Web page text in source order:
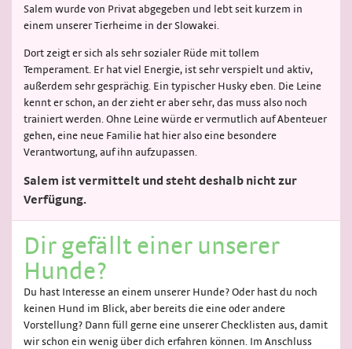
Salem wurde von Privat abgegeben und lebt seit kurzem in
einem unserer Tierheime in der Slowakei.
Dort zeigt er sich als sehr sozialer Rüde mit tollem
Temperament. Er hat viel Energie, ist sehr verspielt und aktiv,
außerdem sehr gesprächig. Ein typischer Husky eben. Die Leine
kennt er schon, an der zieht er aber sehr, das muss also noch
trainiert werden. Ohne Leine würde er vermutlich auf Abenteuer
gehen, eine neue Familie hat hier also eine besondere
Verantwortung, auf ihn aufzupassen.
Salem ist vermittelt und steht deshalb nicht zur
Verfügung.
Dir gefällt einer unserer
Hunde?
Du hast Interesse an einem unserer Hunde? Oder hast du noch
keinen Hund im Blick, aber bereits die eine oder andere
Vorstellung? Dann füll gerne eine unserer Checklisten aus, damit
wir schon ein wenig über dich erfahren können. Im Anschluss